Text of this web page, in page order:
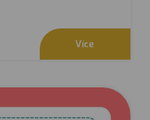
Více